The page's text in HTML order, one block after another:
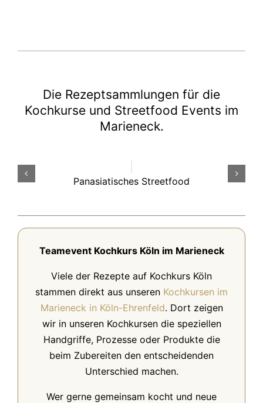
Die Rezeptsammlungen für die
Kochkurse und Streetfood Events im
Marieneck.
Panasiatisches Streetfood
Teamevent Kochkurs Köln im Marieneck
Viele der Rezepte auf Kochkurs Köln
stammen direkt aus unseren Kochkursen im
Marieneck in Köln-Ehrenfeld. Dort zeigen
wir in unseren Kochkursen die speziellen
Handgriffe, Prozesse oder Produkte die
beim Zubereiten den entscheidenden
Unterschied machen.
Wer gerne gemeinsam kocht und neue